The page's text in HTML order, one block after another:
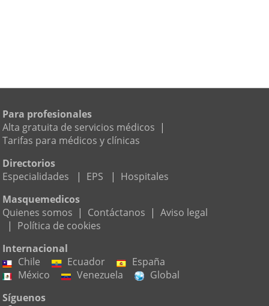
Para profesionales
Alta gratuita de servicios médicos |
Tarifas para médicos y clínicas
Directorios
Especialidades
| EPS | Hospitales
Masquemedicos
Quienes somos | Contáctanos | Aviso legal
| Política de cookies
Internacional
Chile
Ecuador
España
México
Venezuela
Global
Síguenos